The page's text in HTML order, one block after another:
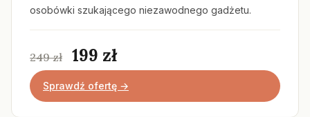
osobówki szukającego niezawodnego gadżetu.
249 zł 199 zł
Sprawdź ofertę →